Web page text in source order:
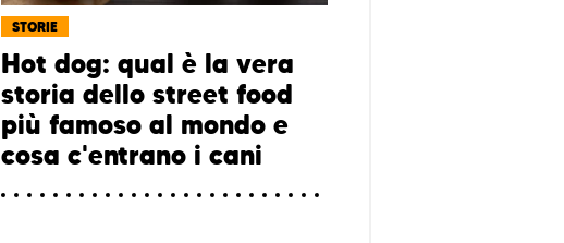
STORIE
Hot dog: qual è la vera
storia dello street food
più famoso al mondo e
cosa c'entrano i cani